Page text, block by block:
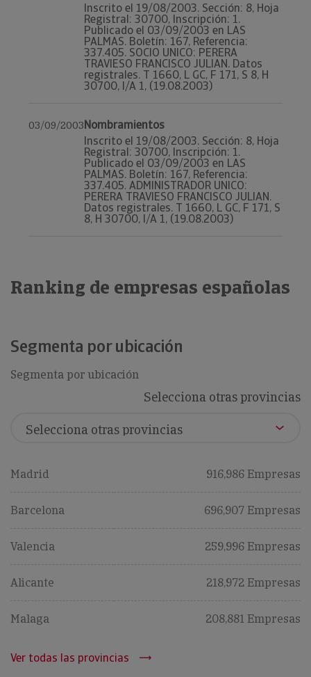
Inscrito el 19/08/2003. Sección: 8, Hoja
Registral: 30700, Inscripción: 1.
Publicado el 03/09/2003 en LAS
PALMAS. Boletín: 167, Referencia:
337.405. SOCIO UNICO: PERERA
TRAVIESO FRANCISCO JULIAN. Datos
registrales. T 1660, L GC, F 171, S 8, H
30700, I/A 1, (19.08.2003)
03/09/2003Nombramientos
Inscrito el 19/08/2003. Sección: 8, Hoja
Registral: 30700, Inscripción: 1.
Publicado el 03/09/2003 en LAS
PALMAS. Boletín: 167, Referencia:
337.405. ADMINISTRADOR UNICO:
PERERA TRAVIESO FRANCISCO JULIAN.
Datos registrales. T 1660, L GC, F 171, S
8, H 30700, I/A 1, (19.08.2003)
Ranking de empresas españolas
Segmenta por ubicación
Segmenta por ubicación
Selecciona otras provincias
Madrid 916,986 Empresas
Barcelona 696,907 Empresas
Valencia 259,996 Empresas
Alicante 218,972 Empresas
Malaga 208,881 Empresas
Ver todas las provincias